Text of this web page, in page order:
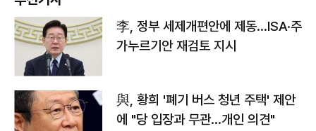
李, 정부 세제개편안에 제동…ISA·주
가누르기안 재검토 지시
與, 황희 '폐기 버스 청년 주택' 제안
에 "당 입장과 무관…개인 의견"